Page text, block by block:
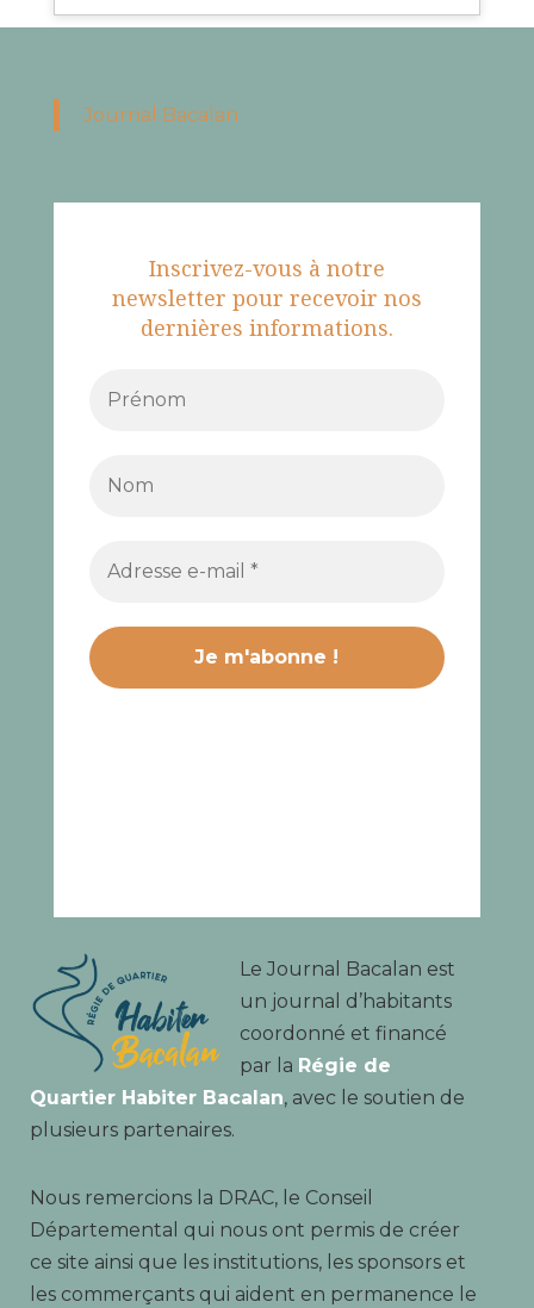
Journal Bacalan
Inscrivez-vous à notre
newsletter pour recevoir nos
dernières informations.
Le Journal Bacalan est
un journal d’habitants
coordonné et financé
par la Régie de
Quartier Habiter Bacalan, avec le soutien de
plusieurs partenaires.
Nous remercions la DRAC, le Conseil
Départemental qui nous ont permis de créer
ce site ainsi que les institutions, les sponsors et
les commerçants qui aident en permanence le